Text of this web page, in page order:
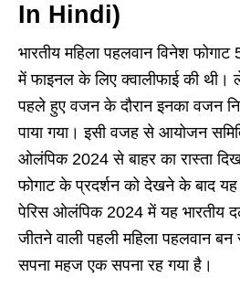
In Hindi)
भारतीय महिला पहलवान विनेश
में फाइनल के लिए क्वालीफाई की
पहले हुए वजन के दौरान इनका वजन
पाया गया। इसी वजह से आयोजन
ओलंपिक 2024 से बाहर का रास्ता
फोगाट के प्रदर्शन को देखने के बाद यह
पेरिस ओलंपिक 2024 में यह भारतीय
जीतने वाली पहली महिला पहलवान
सपना महज एक सपना रह गया है।